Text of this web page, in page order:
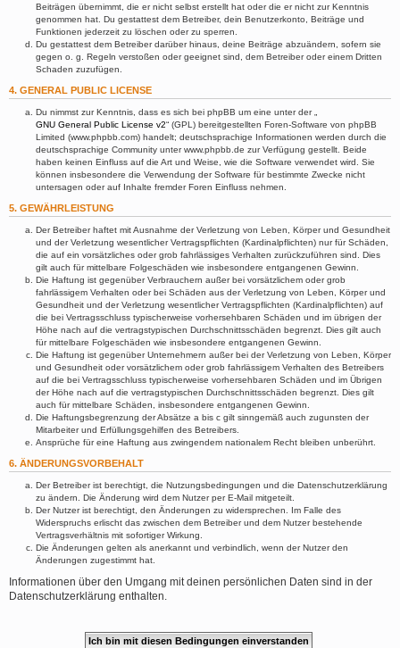
Beiträgen übernimmt, die er nicht selbst erstellt hat oder die er nicht zur Kenntnis
genommen hat. Du gestattest dem Betreiber, dein Benutzerkonto, Beiträge und
Funktionen jederzeit zu löschen oder zu sperren.
Du gestattest dem Betreiber darüber hinaus, deine Beiträge abzuändern, sofern sie
gegen o. g. Regeln verstoßen oder geeignet sind, dem Betreiber oder einem Dritten
Schaden zuzufügen.
4. GENERAL PUBLIC LICENSE
Du nimmst zur Kenntnis, dass es sich bei phpBB um eine unter der „
GNU General Public License v2“ (GPL) bereitgestellten Foren-Software von phpBB
Limited (www.phpbb.com) handelt; deutschsprachige Informationen werden durch die
deutschsprachige Community unter www.phpbb.de zur Verfügung gestellt. Beide
haben keinen Einfluss auf die Art und Weise, wie die Software verwendet wird. Sie
können insbesondere die Verwendung der Software für bestimmte Zwecke nicht
untersagen oder auf Inhalte fremder Foren Einfluss nehmen.
5. GEWÄHRLEISTUNG
Der Betreiber haftet mit Ausnahme der Verletzung von Leben, Körper und Gesundheit
und der Verletzung wesentlicher Vertragspflichten (Kardinalpflichten) nur für Schäden,
die auf ein vorsätzliches oder grob fahrlässiges Verhalten zurückzuführen sind. Dies
gilt auch für mittelbare Folgeschäden wie insbesondere entgangenen Gewinn.
Die Haftung ist gegenüber Verbrauchern außer bei vorsätzlichem oder grob
fahrlässigem Verhalten oder bei Schäden aus der Verletzung von Leben, Körper und
Gesundheit und der Verletzung wesentlicher Vertragspflichten (Kardinalpflichten) auf
die bei Vertragsschluss typischerweise vorhersehbaren Schäden und im übrigen der
Höhe nach auf die vertragstypischen Durchschnittsschäden begrenzt. Dies gilt auch
für mittelbare Folgeschäden wie insbesondere entgangenen Gewinn.
Die Haftung ist gegenüber Unternehmern außer bei der Verletzung von Leben, Körper
und Gesundheit oder vorsätzlichem oder grob fahrlässigem Verhalten des Betreibers
auf die bei Vertragsschluss typischerweise vorhersehbaren Schäden und im Übrigen
der Höhe nach auf die vertragstypischen Durchschnittsschäden begrenzt. Dies gilt
auch für mittelbare Schäden, insbesondere entgangenen Gewinn.
Die Haftungsbegrenzung der Absätze a bis c gilt sinngemäß auch zugunsten der
Mitarbeiter und Erfüllungsgehilfen des Betreibers.
Ansprüche für eine Haftung aus zwingendem nationalem Recht bleiben unberührt.
6. ÄNDERUNGSVORBEHALT
Der Betreiber ist berechtigt, die Nutzungsbedingungen und die Datenschutzerklärung
zu ändern. Die Änderung wird dem Nutzer per E-Mail mitgeteilt.
Der Nutzer ist berechtigt, den Änderungen zu widersprechen. Im Falle des
Widerspruchs erlischt das zwischen dem Betreiber und dem Nutzer bestehende
Vertragsverhältnis mit sofortiger Wirkung.
Die Änderungen gelten als anerkannt und verbindlich, wenn der Nutzer den
Änderungen zugestimmt hat.
Informationen über den Umgang mit deinen persönlichen Daten sind in der
Datenschutzerklärung enthalten.